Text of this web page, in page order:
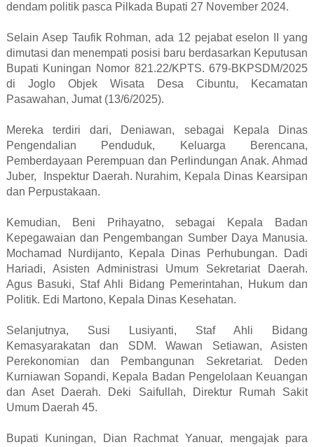
dendam politik pasca Pilkada Bupati 27 November 2024.
Selain Asep Taufik Rohman, ada 12 pejabat eselon II yang
dimutasi dan menempati posisi baru berdasarkan Keputusan
Bupati Kuningan Nomor 821.22/KPTS. 679-BKPSDM/2025
di Joglo Objek Wisata Desa Cibuntu, Kecamatan
Pasawahan, Jumat (13/6/2025).
Mereka terdiri dari, Deniawan, sebagai Kepala Dinas
Pengendalian Penduduk, Keluarga Berencana,
Pemberdayaan Perempuan dan Perlindungan Anak. Ahmad
Juber, Inspektur Daerah. Nurahim, Kepala Dinas Kearsipan
dan Perpustakaan.
Kemudian, Beni Prihayatno, sebagai Kepala Badan
Kepegawaian dan Pengembangan Sumber Daya Manusia.
Mochamad Nurdijanto, Kepala Dinas Perhubungan. Dadi
Hariadi, Asisten Administrasi Umum Sekretariat Daerah.
Agus Basuki, Staf Ahli Bidang Pemerintahan, Hukum dan
Politik. Edi Martono, Kepala Dinas Kesehatan.
Selanjutnya, Susi Lusiyanti, Staf Ahli Bidang
Kemasyarakatan dan SDM. Wawan Setiawan, Asisten
Perekonomian dan Pembangunan Sekretariat. Deden
Kurniawan Sopandi, Kepala Badan Pengelolaan Keuangan
dan Aset Daerah. Deki Saifullah, Direktur Rumah Sakit
Umum Daerah 45.
Bupati Kuningan, Dian Rachmat Yanuar, mengajak para